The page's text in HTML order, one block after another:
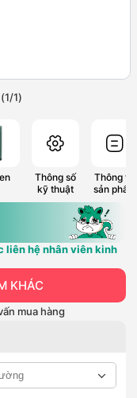
(1/1)
Thông số
kỹ thuật
Thông tin
sản phẩm
liên hệ nhân viên kinh
KHÁC
mua hàng